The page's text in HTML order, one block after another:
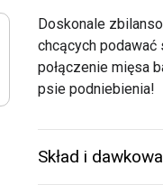
Doskonale
chcących podawać
połączenie mięsa
psie podniebienia!
Skład i